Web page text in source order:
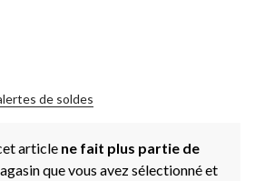
de soldes
article ne fait plus partie de
que vous avez sélectionné et